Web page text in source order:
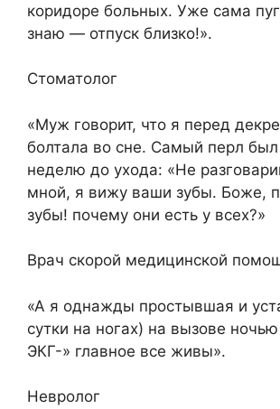
коридоре больных. Уже сама
знаю — отпуск близко!».
Стоматолог
«Муж говорит, что я перед
болтала во сне. Самый перл был
неделю до ухода: «Не
мной, я вижу ваши зубы. Боже,
зубы! почему они есть у всех?»
Врач скорой медицинской
«А я однажды простывшая и
сутки на ногах) на вызове
ЭКГ-» главное все живы».
Невролог